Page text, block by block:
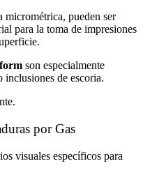
micrométrica, pueden ser
para la toma de impresiones
son especialmente
inclusiones de escoria.
por Gas
visuales específicos para